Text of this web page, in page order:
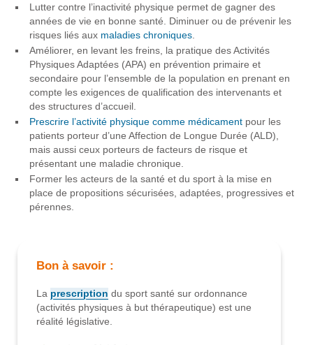
Lutter contre l’inactivité physique permet de gagner des
années de vie en bonne santé. Diminuer ou de prévenir les
risques liés aux maladies chroniques
Améliorer, en levant les freins, la pratique des Activités
Physiques Adaptées (APA) en prévention primaire et
secondaire pour l’ensemble de la population en prenant en
compte les exigences de qualification des intervenants et
des structures d’accueil.
Prescrire l’activité physique comme médicament pour les
patients porteur d’une Affection de Longue Durée (ALD),
mais aussi ceux porteurs de facteurs de risque et
présentant une maladie chronique.
Former les acteurs de la santé et du sport à la mise en
place de propositions sécurisées, adaptées, progressives et
pérennes.
Bon à savoir :
La prescription du sport santé sur ordonnance
(activités physiques à but thérapeutique) est une
réalité législative.